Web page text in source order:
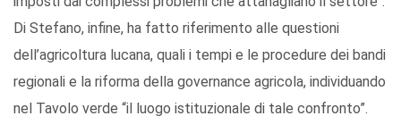
Di Stefano, infine, ha fatto riferimento alle questioni
dell’agricoltura lucana, quali i tempi e le procedure dei bandi
regionali e la riforma della governance agricola, individuando
nel Tavolo verde “il luogo istituzionale di tale confronto”.